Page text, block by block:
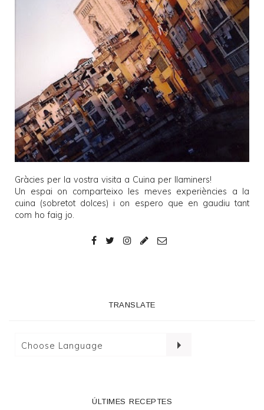
Gràcies per la vostra visita a Cuina per llaminers!
Un espai on comparteixo les meves experiències a la
cuina (sobretot dolces) i on espero que en gaudiu tant
com ho faig jo.
TRANSLATE
ÚLTIMES RECEPTES